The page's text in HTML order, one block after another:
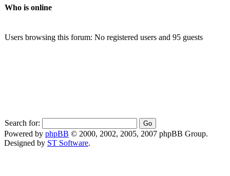
Who is online
Users browsing this forum: No registered users and 95 guests
Search for:
Powered by phpBB © 2000, 2002, 2005, 2007 phpBB Group.
Designed by ST Software.